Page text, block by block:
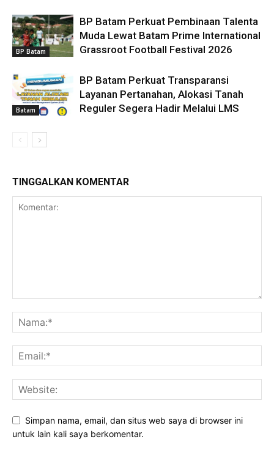
BP Batam
BP Batam Perkuat Pembinaan Talenta
Muda Lewat Batam Prime International
Grassroot Football Festival 2026
Batam
BP Batam Perkuat Transparansi
Layanan Pertanahan, Alokasi Tanah
Reguler Segera Hadir Melalui LMS
TINGGALKAN KOMENTAR
Simpan nama, email, dan situs web saya di browser ini
untuk lain kali saya berkomentar.